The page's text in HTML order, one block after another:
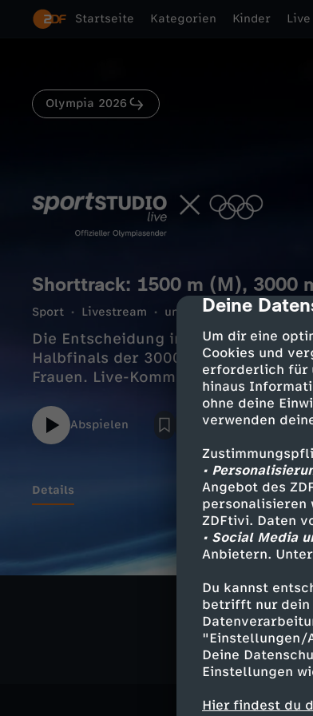
cmp-
Deine
Um dir eine
Cookies und
erforderlich für
hinaus
ohne deine
verwenden
•
Angebot des
personalisieren
ZDFtivi. Daten
• Social Media
Anbietern.
Du kannst
betrifft nur dein
"Einstellungen/
Deine
Einstellungen
Hier findest du
Startseite Kategorien Kinder Live
Olympia 2026
Shorttrack: 1500 m (M), 3000
Sport Livestream unterhaltsam 192 Min.
Die Entscheidung im Shorttrack der
Halbfinals der 3000 m-Staffel der
Frauen. Live-Kommentar: Alexander
Abspielen
Details
Sport